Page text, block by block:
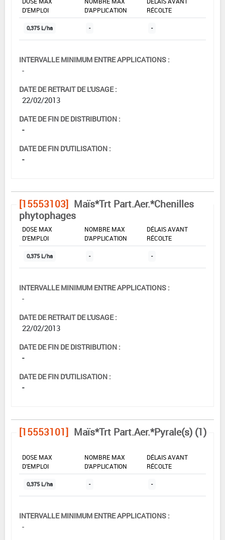
D'EMPLOI
D'APPLICATION
RÉCOLTE
0,375 L/ha - -
INTERVALLE MINIMUM ENTRE APPLICATIONS :
-
DATE DE RETRAIT DE L'USAGE :
22/02/2013
DATE DE FIN DE DISTRIBUTION :
-
DATE DE FIN D'UTILISATION :
-
[15553103] Maïs*Trt Part.Aer.*Chenilles
phytophages
DOSE MAX
D'EMPLOI
NOMBRE MAX
D'APPLICATION
DÉLAIS AVANT
RÉCOLTE
0,375 L/ha - -
INTERVALLE MINIMUM ENTRE APPLICATIONS :
-
DATE DE RETRAIT DE L'USAGE :
22/02/2013
DATE DE FIN DE DISTRIBUTION :
-
DATE DE FIN D'UTILISATION :
-
[15553101] Maïs*Trt Part.Aer.*Pyrale(s) (1)
DOSE MAX
D'EMPLOI
NOMBRE MAX
D'APPLICATION
DÉLAIS AVANT
RÉCOLTE
0,375 L/ha - -
INTERVALLE MINIMUM ENTRE APPLICATIONS :
-